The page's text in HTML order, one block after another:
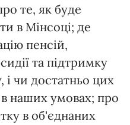
те, як буде
в Мінсоці; де
пенсій,
та підтримку
чи достатньо цих
в наших умовах; про
в об'єднаних